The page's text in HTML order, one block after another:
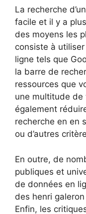
La recherche
facile et il y a
des moyens les
consiste à
ligne tels que
la barre de
ressources que
une multitude de
également
recherche en en
ou d’autres
En outre, de
publiques et
de données en
des henri
Enfin, les